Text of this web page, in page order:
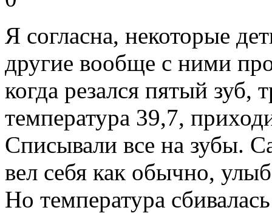
Я согласна, некоторые
другие вообще с ними
когда резался пятый зуб,
температура 39,7,
Списывали все на зубы.
вел себя как обычно,
Но температура